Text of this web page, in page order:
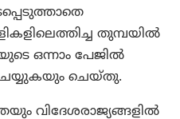
തുമ്പയില്‍
ഒന്നാം പേജില്‍
ചെയ്യുകയും ചെയ്തു.
വിദേശരാജ്യങ്ങളില്‍